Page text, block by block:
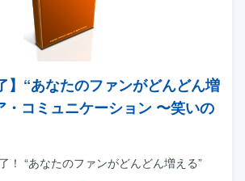
】“あなたのファンがどんどん増
・コミュニケーション 〜笑いの
！ “あなたのファンがどんどん増える”